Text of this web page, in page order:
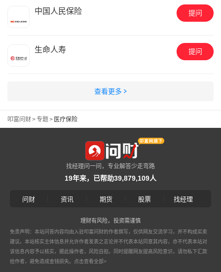
中国人民保险 提问
生命人寿 提问
查看更多
叩富问财>专题 > 医疗保险
找经理问一问，专业解答少走弯路
19年来，已帮助39,879,109人
问财 资讯 期货 股票 找经理
理财有风险，投资需谨慎
免责声明：本站问答内容均由入驻叩富问财的作者撰写，仅供网友交流学习，并不构成买卖
建议。本站核实主体信息并允许作者发表之言论并不代表本站同意其内容，亦不代表本站对
该信息内容予以核实，据此操作者，风险自担。同时提醒网友提高风险意识，请勿私下汇款
给作者，避免造成金钱损失。 点击查看全部>